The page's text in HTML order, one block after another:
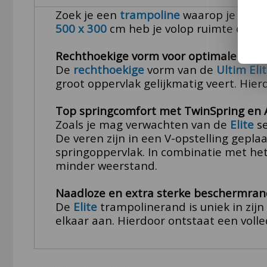
Zoek je een trampolinewaarop je écht
500 x 300cm heb je volop ruimte om
Rechthoekige vorm voor optimale
De rechthoekigevorm van de Ultim
groot oppervlak gelijkmatig veert.
Top springcomfort met TwinSpring en
Zoals je mag verwachten van de Elite
De veren zijn in een V-opstelling
springoppervlak. In combinatie met
minder weerstand.
Naadloze en extra sterke
De Elitetrampolinerand is uniek in zijn
elkaar aan. Hierdoor ontstaat een